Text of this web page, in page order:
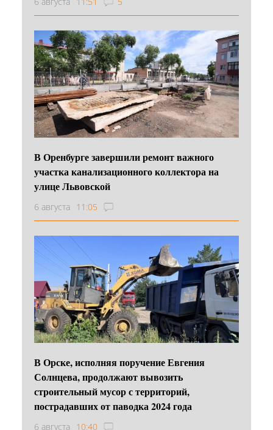
В Оренбурге завершили ремонт важного
участка канализационного коллектора на
улице Львовской
6 августа 11:05
В Орске, исполняя поручение Евгения
Солнцева, продолжают вывозить
строительный мусор с территорий,
пострадавших от паводка 2024 года
6 августа 10:40